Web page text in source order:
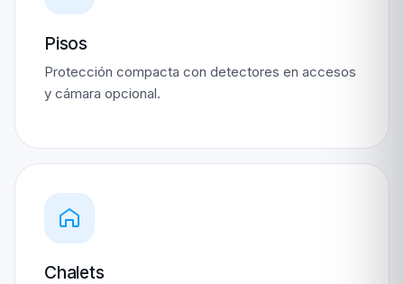
Pisos
Protección compacta con detectores en accesos
y cámara opcional.
Chalets